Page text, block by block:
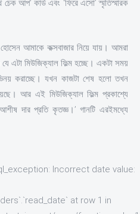
চেক আপ’ কার্ড এবং ‘ফিরে এসো’ স্মৃতিস্মারক
হোসেন আমাকে কক্সবাজার নিয়ে যায়। আমরা
এটা মিউজিক্যাল ফিল্ম হচ্ছে। একটা সময়
করাচ্ছে। যখন কাজটা শেষ হলো তখন
আর এই মিউজিক্যাল ফিল্ম প্রকাশ্যে
দার প্রতি কৃতজ্ঞ।’ গানটি এরইমধ্যে
Incorrect date value:
at row 1 in